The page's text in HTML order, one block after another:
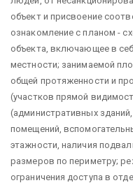
объект и присвоение
ознакомление с планом -
объекта, включающее в
местности; занимаемой
общей протяженности и
(участков прямой
(административных
помещений,
этажности, наличия
размеров по периметру;
ограничения доступа в